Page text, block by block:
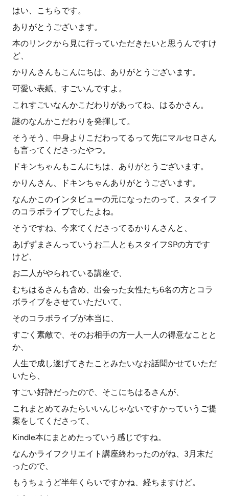
はい、こちらです。
ありがとうございます。
本のリンクから見に行っていただきたいと思うんですけ
ど、
かりんさんもこんにちは、ありがとうございます。
可愛い表紙、すごいんですよ。
これすごいなんかこだわりがあってね、はるかさん。
謎のなんかこだわりを発揮して。
そうそう、中身よりこだわってるって先にマルセロさん
も言ってくださったやつ。
ドキンちゃんもこんにちは、ありがとうございます。
かりんさん、ドキンちゃんありがとうございます。
なんかこのインタビューの元になったのって、スタイフ
のコラボライブでしたよね。
そうですね、今来てくださってるかりんさんと、
あげずまさんっていうお二人ともスタイフSPの方です
けど、
お二人がやられている講座で、
むちはるさんも含め、出会った女性たち6名の方とコラ
ボライブをさせていただいて、
そのコラボライブが本当に、
すごく素敵で、そのお相手の方一人一人の得意なことと
か、
人生で成し遂げてきたことみたいなお話聞かせていただ
いたら、
すごい好評だったので、そこにちはるさんが、
これまとめてみたらいいんじゃないですかっていうご提
案をしてくださって、
Kindle本にまとめたっていう感じですね。
なんかライフクリエイト講座終わったのがね、3月末だ
ったので、
もうちょうど半年くらいですかね、経ちますけど。